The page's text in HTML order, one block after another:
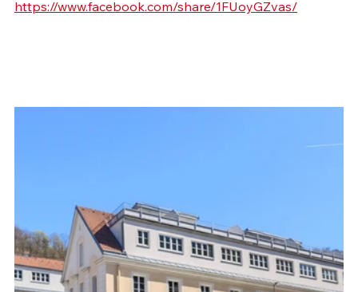
https://www.facebook.com/share/1FUoyGZvas/